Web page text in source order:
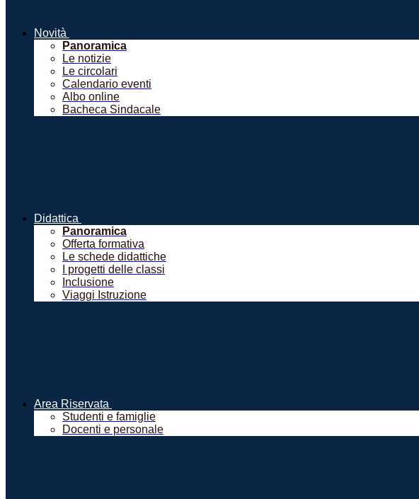
Novità
Panoramica
Le notizie
Le circolari
Calendario eventi
Albo online
Bacheca Sindacale
Didattica
Panoramica
Offerta formativa
Le schede didattiche
I progetti delle classi
Inclusione
Viaggi Istruzione
Area Riservata
Studenti e famiglie
Docenti e personale